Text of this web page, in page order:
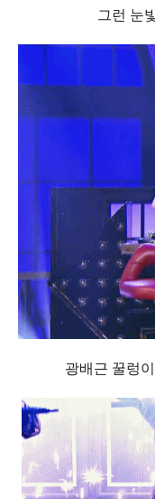
그런 눈
광배근 꿀렁